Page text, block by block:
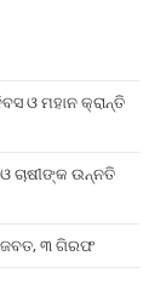
ଓ ମହାନ କ୍ରାନ୍ତି
ଚାଷୀଙ୍କ ଉନ୍ନତି
ଜବତ, ୩ ଗିରଫ